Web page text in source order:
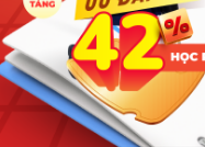
tại Hà Giang
Hòa
Giang